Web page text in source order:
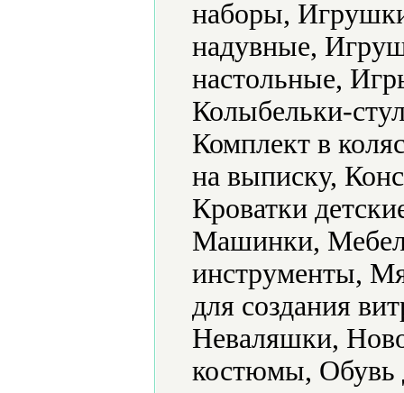
наборы,
надувные,
настольные,
Колыбельки-
Комплект в
на выписку,
Кроватки
Машинки,
инструменты,
для создания
Неваляшки,
костюмы, Обувь